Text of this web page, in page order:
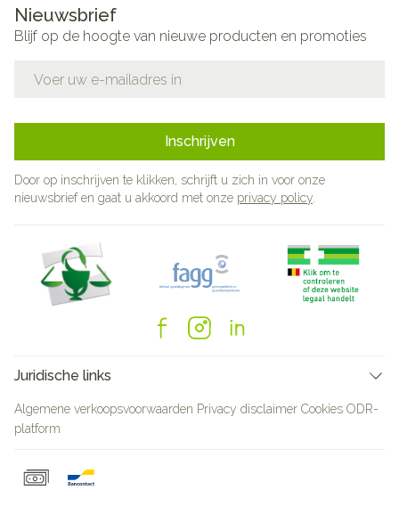
Nieuwsbrief
Blijf op de hoogte van nieuwe producten en promoties
Inschrijven
Door op inschrijven te klikken, schrijft u zich in voor onze
nieuwsbrief en gaat u akkoord met onze privacy policy
Juridische links
Algemene verkoopsvoorwaarden Privacy disclaimer Cookies ODR-
platform